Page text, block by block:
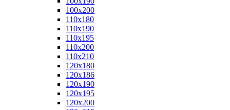
100x200
110x180
110x190
110x195
110x200
110x210
120x180
120x186
120x190
120x195
120x200